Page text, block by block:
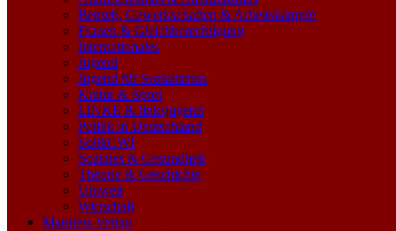
Betrieb, Gewerkschaften & Arbeitskämpfe
Frauen & Gleichberechtigung
Internationales
Jugend
Jugend für Sozialismus
Kultur & Sport
LINKE & linksjugend
Politik in Deutschland
Sol&CWI
Soziales & Gesundheit
Theorie & Geschichte
Umwelt
Wirtschaft
Manifest-Verlag